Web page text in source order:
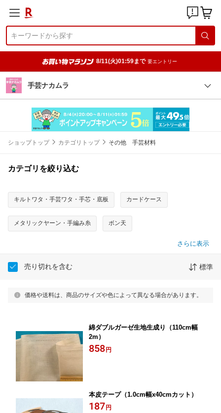
8/11(火)01:59まで 要エントリー
手芸ナカムラ
ショップトップ カテゴリトップ その他 手芸材料
カテゴリを絞り込む
キルトワタ・手芸ワタ・手芯・底板 カードケース
メタリックヤーン・手編み糸 ボン天
さらに表示
売り切れを含む 標準
価格や送料は、商品のサイズや色によって異なる場合があります。
綿ダブルガーゼ生地生成り（110cm幅
2m）
858円
本皮テープ（1.0cm幅x40cmカット）
187円